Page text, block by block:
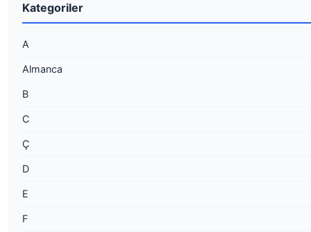
Kategoriler
A
Almanca
B
C
Ç
D
E
F